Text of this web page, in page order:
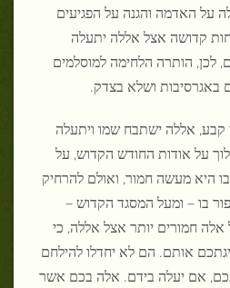
על האדמה והגנה על הפגיעים
קדושה אצל אללה יתעלה
לכן, הותרה הלחימה למוסלמים
באגרסיבות ושלא בצדק.
קבע, אללה ישתבח שמו ויתעלה
על אודות החודש הקדוש, על
היא מעשה חמור, ואולם להרחיק
בו – ומעל המסגד הקדוש –
אלה חמורים יותר אצל אללה, כי
אותם. הם לא יחדלו להילחם
אם יעלה בידם. אלה בכם אשר